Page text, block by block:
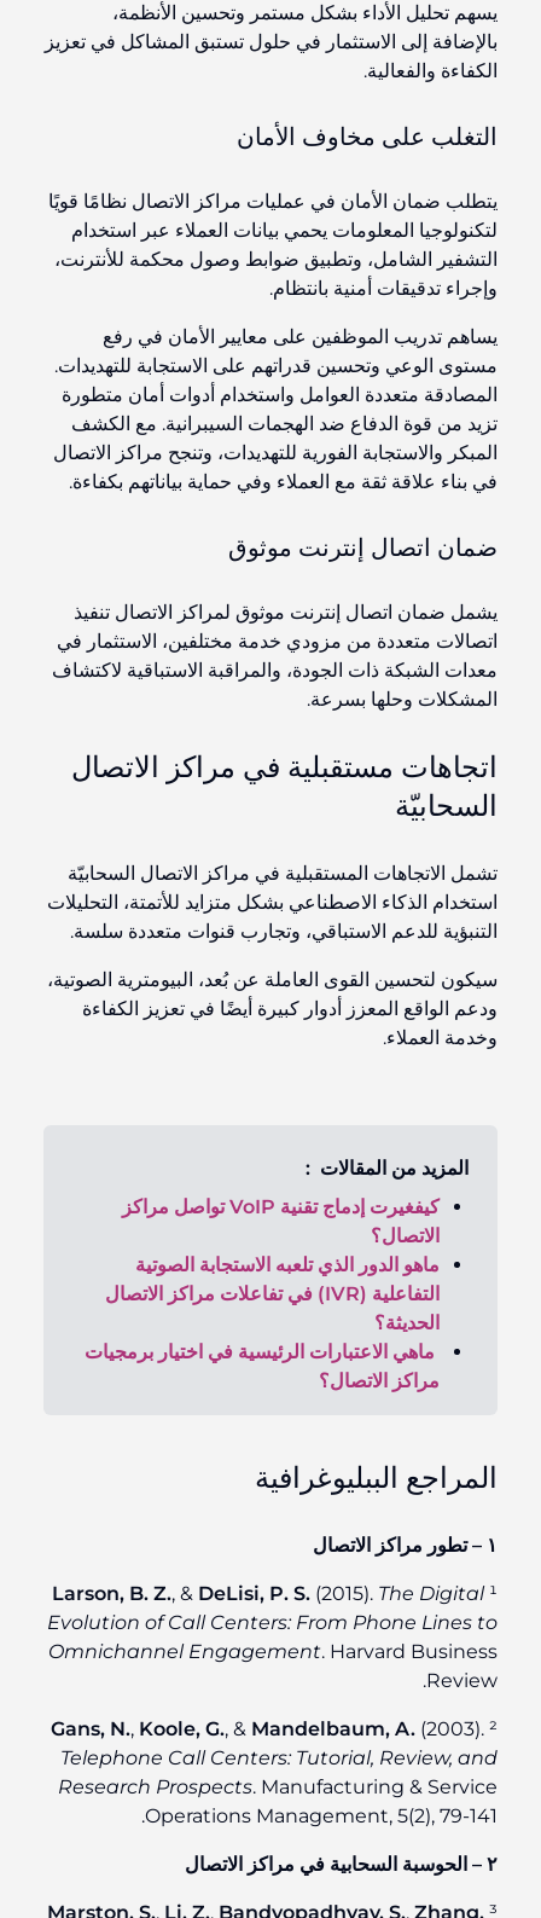
يسهم تحليل الأداء بشكل مستمر وتحسين الأنظمة،
بالإضافة إلى الاستثمار في حلول تستبق المشاكل في تعزيز
الكفاءة والفعالية.
التغلب على مخاوف الأمان
يتطلب ضمان الأمان في عمليات مراكز الاتصال نظامًا قويًا
لتكنولوجيا المعلومات يحمي بيانات العملاء عبر استخدام
التشفير الشامل، وتطبيق ضوابط وصول محكمة للأنترنت،
وإجراء تدقيقات أمنية بانتظام.
يساهم تدريب الموظفين على معايير الأمان في رفع
مستوى الوعي وتحسين قدراتهم على الاستجابة للتهديدات.
المصادقة متعددة العوامل واستخدام أدوات أمان متطورة
تزيد من قوة الدفاع ضد الهجمات السيبرانية. مع الكشف
المبكر والاستجابة الفورية للتهديدات، وتنجح مراكز الاتصال
في بناء علاقة ثقة مع العملاء وفي حماية بياناتهم بكفاءة.
ضمان اتصال إنترنت موثوق
يشمل ضمان اتصال إنترنت موثوق لمراكز الاتصال تنفيذ
اتصالات متعددة من مزودي خدمة مختلفين، الاستثمار في
معدات الشبكة ذات الجودة، والمراقبة الاستباقية لاكتشاف
المشكلات وحلها بسرعة.
اتجاهات مستقبلية في مراكز الاتصال
السحابيّة
تشمل الاتجاهات المستقبلية في مراكز الاتصال السحابيّة
استخدام الذكاء الاصطناعي بشكل متزايد للأتمتة، التحليلات
التنبؤية للدعم الاستباقي، وتجارب قنوات متعددة سلسة.
سيكون لتحسين القوى العاملة عن بُعد، البيومترية الصوتية،
ودعم الواقع المعزز أدوار كبيرة أيضًا في تعزيز الكفاءة
وخدمة العملاء.
المزيد من المقالات :
كيفغيرت إدماج تقنية VoIP تواصل مراكز
الاتصال؟
ماهو الدور الذي تلعبه الاستجابة الصوتية
التفاعلية (IVR) في تفاعلات مراكز الاتصال
الحديثة؟
ماهي الاعتبارات الرئيسية في اختيار برمجيات
مراكز الاتصال؟
المراجع الببليوغرافية
١ – تطور مراكز الاتصال
¹
Larson, B. Z., & DeLisi, P. S. (2015). The Digital
Evolution of Call Centers: From Phone Lines to
Omnichannel Engagement. Harvard Business
Review.
²
Gans, N., Koole, G., & Mandelbaum, A. (2003).
Telephone Call Centers: Tutorial, Review, and
Research Prospects. Manufacturing & Service
Operations Management, 5(2), 79-141.
٢ – الحوسبة السحابية في مراكز الاتصال
³
Marston, S., Li, Z., Bandyopadhyay, S., Zhang,